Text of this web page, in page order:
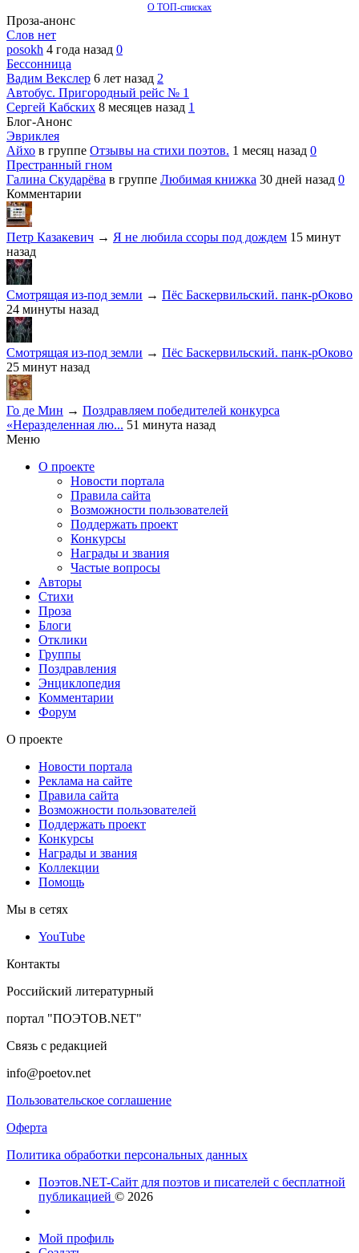
О ТОП-списках
Проза-анонс
Слов нет
posokh 4 года назад 0
Бессонница
Вадим Векслер 6 лет назад 2
Автобус. Пригородный рейс № 1
Сергей Кабских 8 месяцев назад 1
Блог-Анонс
Эвриклея
Айхо в группе Отзывы на стихи поэтов. 1 месяц назад 0
Престранный гном
Галина Скударёва в группе Любимая книжка 30 дней назад 0
Комментарии
Петр Казакевич → Я не любила ссоры под дождем 15 минут
назад
Смотрящая из-под земли → Пёс Баскервильский. панк-рОково
24 минуты назад
Смотрящая из-под земли → Пёс Баскервильский. панк-рОково
25 минут назад
Го де Мин → Поздравляем победителей конкурса
«Неразделенная лю... 51 минута назад
Меню
О проекте
Новости портала
Правила сайта
Возможности пользователей
Поддержать проект
Конкурсы
Награды и звания
Частые вопросы
Авторы
Стихи
Проза
Блоги
Отклики
Группы
Поздравления
Энциклопедия
Комментарии
Форум
О проекте
Новости портала
Реклама на сайте
Правила сайта
Возможности пользователей
Поддержать проект
Конкурсы
Награды и звания
Коллекции
Помощь
Мы в сетях
YouTube
Контакты
Российский литературный
портал "ПОЭТОВ.NET"
Связь с редакцией
info@poetov.net
Пользовательское соглашение
Оферта
Политика обработки персональных данных
Поэтов.NET-Сайт для поэтов и писателей с бесплатной
публикацией © 2026
Мой профиль